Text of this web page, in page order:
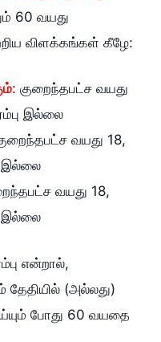
60 வயது
விளக்கங்கள் கீழே:
: குறைந்தபட்ச வயது
இல்லை
வயது 18,
இல்லை
வயது 18,
இல்லை
என்றால்,
(அல்லது)
போது 60 வயதை